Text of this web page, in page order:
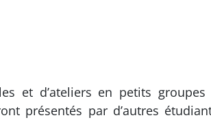
et d’ateliers en petits
présentés par d’autres